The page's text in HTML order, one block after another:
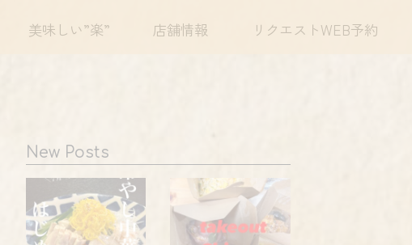
美味しい”楽” 店舗情報 リクエストWEB予約
New Posts